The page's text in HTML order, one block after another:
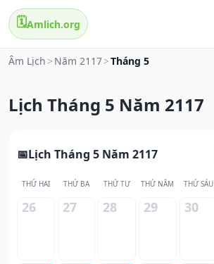
🗓️Amlich.org
Âm Lịch > Năm 2117>Tháng 5
Lịch Tháng 5 Năm 2117
Lịch Tháng 5 Năm 2117
THỨ HAI THỨ BA THỨ TƯ THỨ NĂM THỨ SÁU
26 27 28 29 30